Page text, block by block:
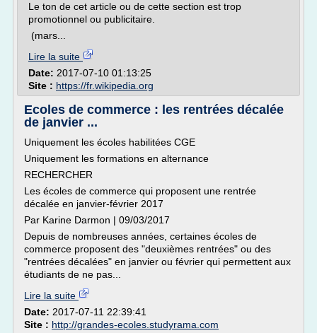
Le ton de cet article ou de cette section est trop
promotionnel ou publicitaire.
(mars...
Lire la suite
Date: 2017-07-10 01:13:25
Site : https://fr.wikipedia.org
Ecoles de commerce : les rentrées décalée
de janvier ...
Uniquement les écoles habilitées CGE
Uniquement les formations en alternance
RECHERCHER
Les écoles de commerce qui proposent une rentrée
décalée en janvier-février 2017
Par Karine Darmon | 09/03/2017
Depuis de nombreuses années, certaines écoles de
commerce proposent des "deuxièmes rentrées" ou des
"rentrées décalées" en janvier ou février qui permettent aux
étudiants de ne pas...
Lire la suite
Date: 2017-07-11 22:39:41
Site : http://grandes-ecoles.studyrama.com